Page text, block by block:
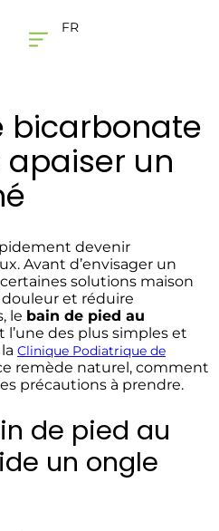
FR
bicarbonate
un
devenir
Avant d’envisager un
solutions maison
douleur et réduire
le bain de pied au
l’une des plus simples et
Clinique Podiatrique de
remède naturel, comment
précautions à prendre.
de pied au
un ongle